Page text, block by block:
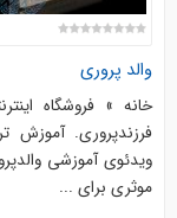
والد پروری
خانه » فروشگاه
ویدئوی آموزشی
موثری برای ...